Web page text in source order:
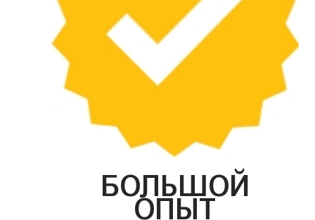
БОЛЬШОЙ
ОПЫТ